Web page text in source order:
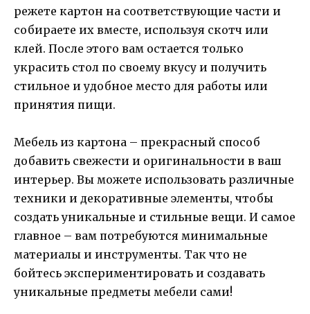
режете картон на соответствующие части и
собираете их вместе, используя скотч или
клей. После этого вам остается только
украсить стол по своему вкусу и получить
стильное и удобное место для работы или
принятия пищи.
Мебель из картона – прекрасный способ
добавить свежести и оригинальности в ваш
интерьер. Вы можете использовать различные
техники и декоративные элементы, чтобы
создать уникальные и стильные вещи. И самое
главное – вам потребуются минимальные
материалы и инструменты. Так что не
бойтесь экспериментировать и создавать
уникальные предметы мебели сами!